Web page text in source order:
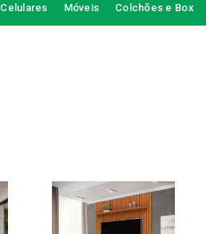
Celulares Móveis Colchões e Box